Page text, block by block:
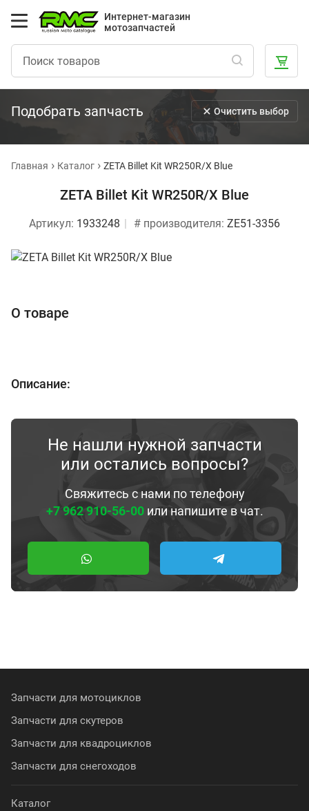
Интернет-магазин
мотозапчастей
Подобрать запчасть Очистить выбор
Главная Каталог ZETA Billet Kit WR250R/X Blue
ZETA Billet Kit WR250R/X Blue
Артикул: 1933248 # производителя: ZE51-3356
О товаре
Описание:
Не нашли нужной запчасти
или остались вопросы?
Свяжитесь с нами по телефону
+7 962 910-56-00или напишите в чат.
Запчасти для мотоциклов
Запчасти для скутеров
Запчасти для квадроциклов
Запчасти для снегоходов
Каталог